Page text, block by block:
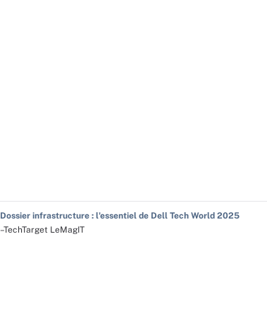
Dossier infrastructure : l'essentiel de Dell Tech World 2025
–TechTarget LeMagIT